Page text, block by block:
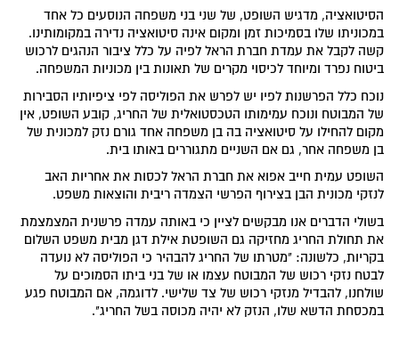
הסיטואציה, מדגיש השופט, של שני בני משפחה הנוסעים כל אחד
במכוניתו שלו בסמיכות זמן ומקום אינה סיטואציה נדירה במקומותינו.
קשה לקבל את עמדת חברת הראל לפיה על כלל ציבור הנהגים לרכוש
ביטוח נפרד ומיוחד לכיסוי מקרים של תאונות בין מכוניות המשפחה.
נוכח כלל הפרשנות לפיו יש לפרש את הפוליסה לפי ציפיותיו הסבירות
של המבוטח ונוכח עמימותו הטכסטואלית של החריג, קובע השופט, אין
מקום להחילו על סיטואציה בה בן משפחה אחד גורם נזק למכונית של
בן משפחה אחר, גם אם השניים מתגוררים באותו בית.
השופט עמית חייב אפוא את חברת הראל לכסות את אחריות האב
לנזקי מכונית הבן בצירוף הפרשי הצמדה ריבית והוצאות משפט.
בשולי הדברים אנו מבקשים לציין כי באותה עמדה פרשנית המצמצמת
את תחולת החריג מחזיקה גם השופטת אילת דגן מבית משפט השלום
בקריות, כלשונה: "מטרתו של החריג להבהיר כי הפוליסה לא נועדה
לבטח נזקי רכוש של המבוטח עצמו או של בני ביתו הסמוכים על
שולחנו, להבדיל מנזקי רכוש של צד שלישי. לדוגמה, אם המבוטח פגע
במכסחת הדשא שלו, הנזק לא יהיה מכוסה בשל החריג".